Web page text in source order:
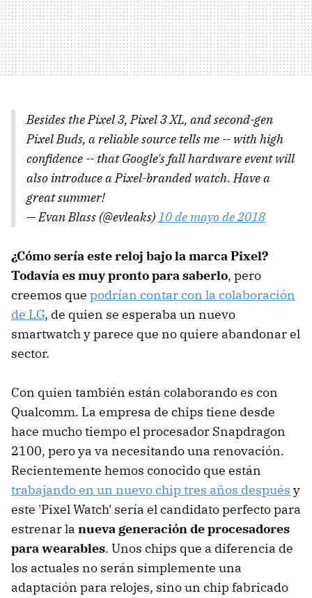
Besides the Pixel 3, Pixel 3 XL, and second-gen
Pixel Buds, a reliable source tells me -- with high
confidence -- that Google's fall hardware event will
also introduce a Pixel-branded watch. Have a
great summer!
— Evan Blass (@evleaks)10 de mayo de 2018
¿Cómo sería este reloj bajo la marca Pixel?
Todavía es muy pronto para saberlo, pero
creemos que podrían contar con la colaboración
de LG, de quien se esperaba un nuevo
smartwatch y parece que no quiere abandonar el
sector.
Con quien también están colaborando es con
Qualcomm. La empresa de chips tiene desde
hace mucho tiempo el procesador Snapdragon
2100, pero ya va necesitando una renovación.
Recientemente hemos conocido que están
trabajando en un nuevo chip tres años después y
este 'Pixel Watch' sería el candidato perfecto para
estrenar la nueva generación de procesadores
para wearables. Unos chips que a diferencia de
los actuales no serán simplemente una
adaptación para relojes, sino un chip fabricado